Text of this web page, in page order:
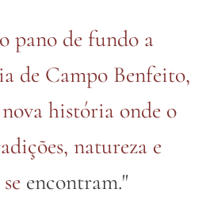
pano de fundo a
de Campo Benfeito,
história onde o
natureza e
encontram."